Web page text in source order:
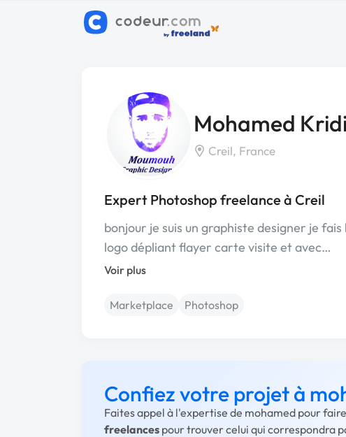
Mohamed
Creil, France
Expert Photoshop freelance à Creil
bonjour je suis un graphiste designer je
logo dépliant flayer carte visite et avec…
Voir plus
Marketplace Photoshop
Confiez votre projet à
Faites appel à l'expertise de mohamed pour
freelances pour trouver celui qui correspondra